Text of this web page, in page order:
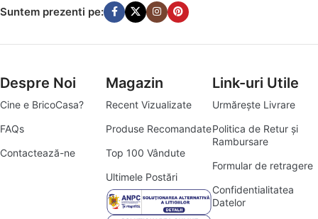
Suntem prezenti pe:
Despre Noi
Cine e BricoCasa?
FAQs
Contactează-ne
Magazin
Recent Vizualizate
Produse Recomandate
Top 100 Vândute
Ultimele Postări
Link-uri Utile
Urmărește Livrare
Politica de Retur și
Rambursare
Formular de retragere
Confidentialitatea
Datelor